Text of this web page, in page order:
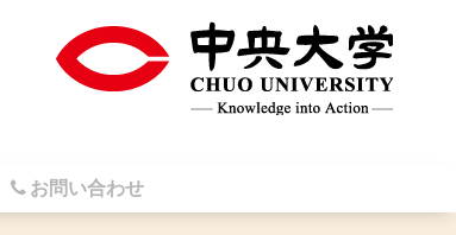
お問い合わせ